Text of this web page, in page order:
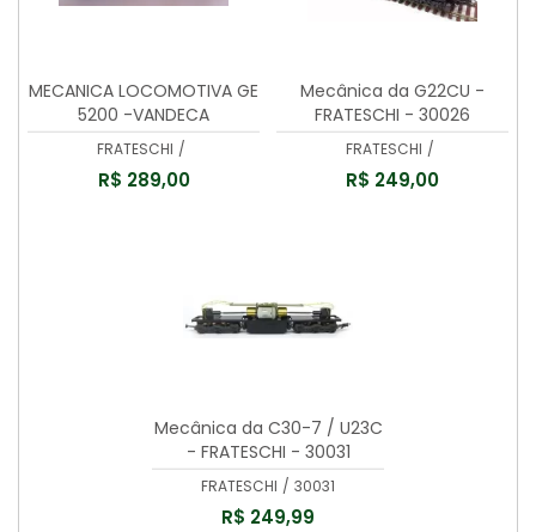
MECANICA LOCOMOTIVA GE
5200 -VANDECA
FRATESCHI /
R$ 289,00
Mecânica da G22CU -
FRATESCHI - 30026
FRATESCHI /
R$ 249,00
Mecânica da C30-7 / U23C
- FRATESCHI - 30031
FRATESCHI / 30031
R$ 249,99